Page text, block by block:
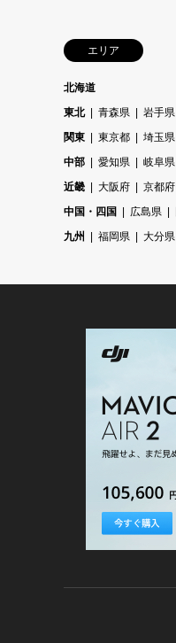
エリア
北海道
東北
青森県 岩手県
関東
東京都 埼玉県
中部
愛知県 岐阜県
近畿
大阪府 京都府
中国・四国
広島県
九州
福岡県 大分県